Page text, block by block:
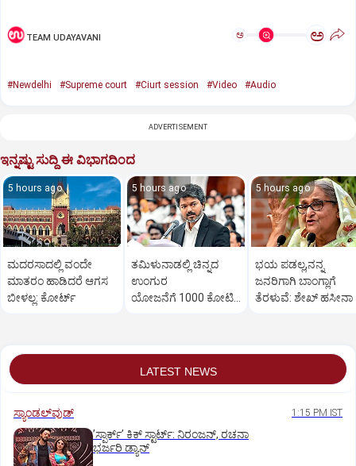
TEAM UDAYAVANI ಅ ಅ
#Newdelhi #Supreme court #Ciurt session #Video #Audio
ADVERTISEMENT
ಇನ್ನಷ್ಟು ಸುದ್ದಿ ಈ ವಿಭಾಗದಿಂದ
5 hours ago
ಮದರಸಾದಲ್ಲಿ ವಂದೇ
ಮಾತರಂ ಹಾಡಿದರೆ ಆಗಸ
ಬೀಳಲ್ಲ: ಕೋರ್ಟ್‌
5 hours ago
ತಮಿಳುನಾಡಲ್ಲಿ ಚಿನ್ನದ
ಉಂಗುರ
ಯೋಜನೆಗೆ 1000 ಕೋಟಿ
5 hours ago
ಭಯ ಪಡಲ್ಲ,ನನ್ನ
ಜನರಿಗಾಗಿ ಬಾಂಗ್ಲಾಗೆ
ತೆರಳುವೆ: ಶೇಖ್‌ ಹಸೀನಾ
LATEST NEWS
ಸ್ಯಾಂಡಲ್‌ವುಡ್‌ 1:15 PM IST
ʼಸ್ಪಾರ್ಕ್ʼ ಕಿಕ್‌ ಸ್ಟಾರ್ಟ್‌: ನಿರಂಜನ್‌, ರಚನಾ
ಭರ್ಜರಿ ಡ್ಯಾನ್‌